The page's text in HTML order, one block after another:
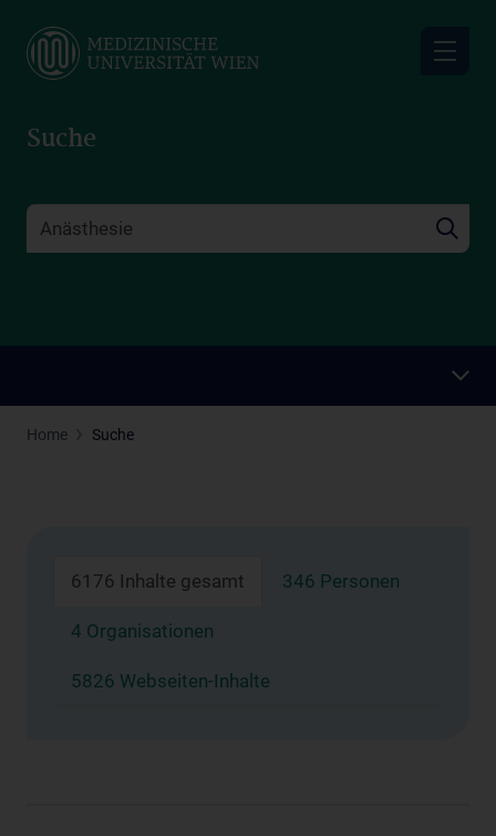
main
Suche
Home Suche
6176 Inhalte gesamt 346 Personen
4 Organisationen
5826 Webseiten-Inhalte